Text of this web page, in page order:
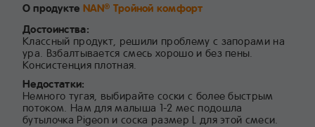
О продукте NAN® Тройной комфорт
Достоинства:
Классный продукт, решили проблему с запорами на
ура. Взбалтывается смесь хорошо и без пены.
Консистенция плотная.
Недостатки:
Немного тугая, выбирайте соски с более быстрым
потоком. Нам для малыша 1-2 мес подошла
бутылочка Pigeon и соска размер L для этой смеси.